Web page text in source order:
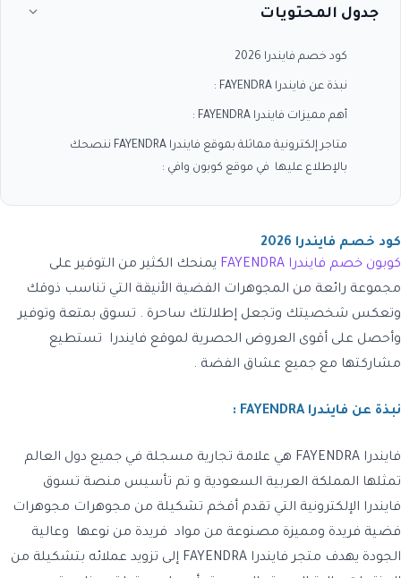
جدول المحتويات
كود خصم فايندرا 2026
نبذة عن فايندرا FAYENDRA :
أهم مميزات فايندرا FAYENDRA :
متاجر إلكترونية مماثلة بموقع فايندرا FAYENDRA ننصحك
بالإطلاع عليها في موقع كوبون وافي :
كود خصم فايندرا 2026
كوبون خصم فايندرا FAYENDRA
يمنحك الكثير من التوفير على
مجموعة رائعة من المجوهرات الفضية الأنيقة التي تناسب ذوقك
وتعكس شخصيتك وتجعل إطلالتك ساحرة . تسوق بمتعة وتوفير
وأحصل على أقوى العروض الحصرية لموقع فايندرا تستطيع
مشاركتها مع جميع عشاق الفضة .
نبذة عن فايندرا FAYENDRA :
فايندرا FAYENDRA هي علامة تجارية مسجلة في جميع دول العالم
تمثلها المملكة العربية السعودية و تم تأسيس منصة تسوق
فايندرا الإلكترونية التي تقدم أفخم تشكيلة من مجوهرات مجوهرات
فضية فريدة ومميزة مصنوعة من مواد فريدة من نوعها وعالية
الجودة يهدف متجر فايندرا FAYENDRA إلى تزويد عملائه بتشكيلة من